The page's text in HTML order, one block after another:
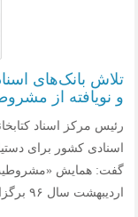
تلاش بانک‌های
و نویافته از
رئیس مرکز اسناد
اسنادی کشور برای
گفت:‌ همایش «مشروطیت
اردیبهشت سال ۹۶ برگزار...